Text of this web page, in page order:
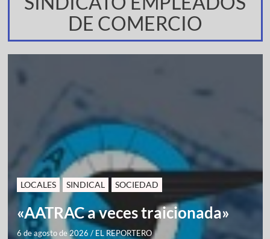
DE COMERCIO
LOCALES SINDICAL SOCIEDAD
«AATRAC a veces traicionada»
6 de agosto de 2026 / EL REPORTERO